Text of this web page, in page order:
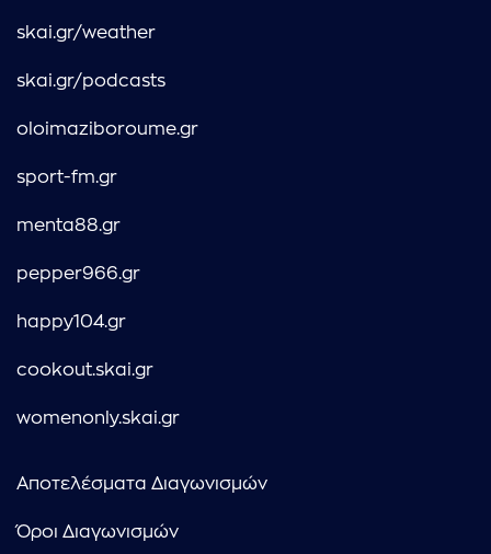
skai.gr/weather
skai.gr/podcasts
oloimaziboroume.gr
sport-fm.gr
menta88.gr
pepper966.gr
happy104.gr
cookout.skai.gr
womenonly.skai.gr
Αποτελέσματα Διαγωνισμών
Όροι Διαγωνισμών